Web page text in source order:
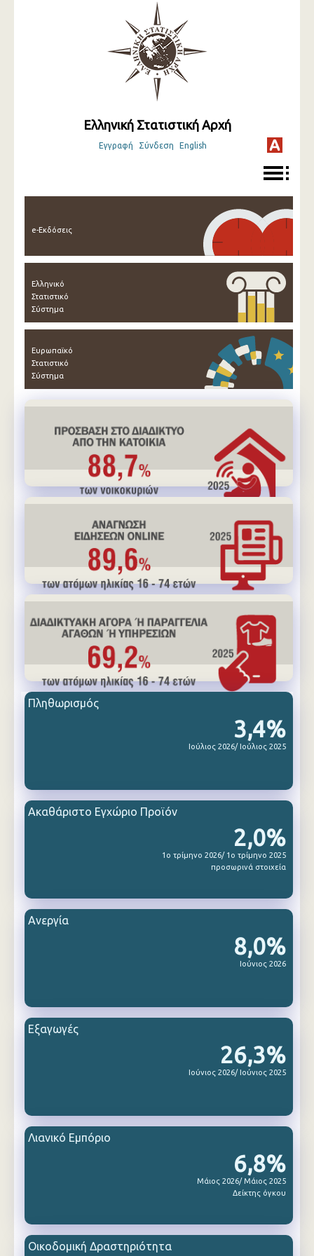
Ελληνική Στατιστική Αρχή
Εγγραφή Σύνδεση English
e-Εκδόσεις
Ελληνικό
Στατιστικό
Σύστημα
Ευρωπαϊκό
Στατιστικό
Σύστημα
3,4%
Ιούλιος 2026/ Ιούλιος 2025
Πληθωρισμός
2,0%
1ο τρίμηνο 2026/ 1ο τρίμηνο 2025
προσωρινά στοιχεία
Ακαθάριστο Εγχώριο Προϊόν
8,0%
Ιούνιος 2026
Ανεργία
26,3%
Ιούνιος 2026/ Ιούνιος 2025
Εξαγωγές
6,8%
Μάιος 2026/ Μάιος 2025
Δείκτης όγκου
Λιανικό Εμπόριο
Οικοδομική Δραστηριότητα